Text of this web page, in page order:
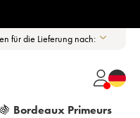
für die Lieferung nach:
🍇 Bordeaux Primeurs